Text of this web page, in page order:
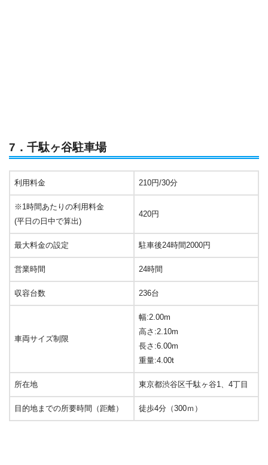
7．千駄ヶ谷駐車場
利用料金 210円/30分
※1時間あたりの利用料金
(平日の日中で算出)
420円
最大料金の設定 駐車後24時間2000円
営業時間 24時間
収容台数 236台
車両サイズ制限
幅:2.00m
高さ:2.10m
長さ:6.00m
重量:4.00t
所在地 東京都渋谷区千駄ヶ谷1、4丁目
目的地までの所要時間（距離） 徒歩4分（300ｍ）